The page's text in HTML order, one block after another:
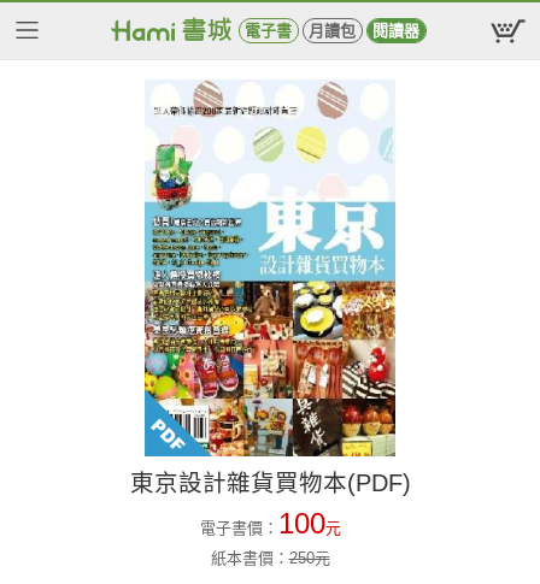
電子書 月讀包 閱讀器
東京設計雜貨買物本(PDF)
電子書價： 100元
紙本書價：250元